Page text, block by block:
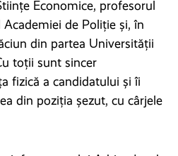
Economice, profesorul
de Poliție și, în
din partea Universității
toții sunt sincer
fizică a candidatului și îi
din poziția șezut, cu cârjele